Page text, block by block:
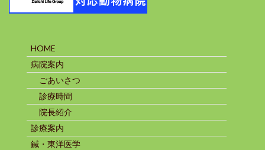
HOME
病院案内
ごあいさつ
診療時間
院長紹介
診療案内
鍼・東洋医学